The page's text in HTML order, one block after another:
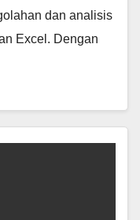
dan analisis
Excel. Dengan